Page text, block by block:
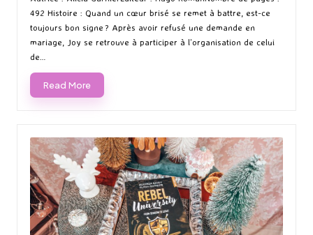
492 Histoire : Quand un cœur brisé se remet à battre, est-ce
toujours bon signe ? Après avoir refusé une demande en
mariage, Joy se retrouve à participer à l’organisation de celui
de…
Read More